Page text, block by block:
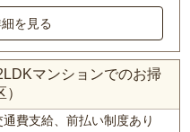
を見る
マンションでのお掃
通費支給、前払い制度あり